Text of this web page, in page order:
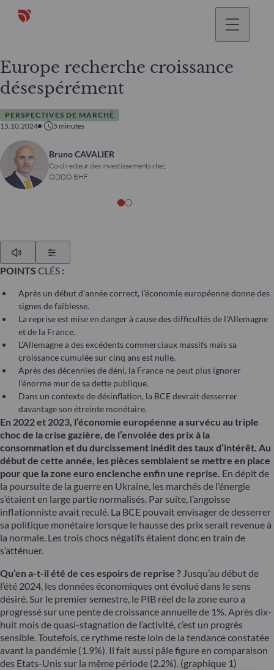
Europe recherche croissance
désespérément
PERSPECTIVES DE MARCHÉ
15.10.2024
5 minutes
Bruno CAVALIER
Co-directeur des investissements chez
ODDO BHF
POINTS CLÉS :
Après un début d’année correct, l’économie européenne donne des
signes de faiblesse.
La reprise est mise en danger à cause des difficultés de l’Allemagne
et de la France.
L’Allemagne a des excédents commerciaux massifs mais sa
croissance cumulée sur cinq ans est nulle.
Après des décennies de déni, la France ne peut plus ignorer
l’énorme mur de sa dette publique.
Dans un contexte de désinflation, la BCE devrait desserrer
davantage son étreinte monétaire.
En 2022 et 2023, l’économie européenne a survécu au triple
choc de la crise gazière, de l’envolée des prix à la
consommation et du durcissement inédit des taux d’intérêt. Au
début de cette année, les pièces semblaient se mettre en place
pour que la zone euro enclenche enfin une reprise. En dépit de
la poursuite de la guerre en Ukraine, les marchés de l’énergie
s’étaient en large partie normalisés. Par suite, l’angoisse
inflationniste avait reculé. La BCE pouvait envisager de desserrer
sa politique monétaire lorsque le hausse des prix serait revenue à
la normale. Les trois chocs négatifs étaient donc en train de
s’atténuer.
Qu’en a-t-il été de ces espoirs de reprise ? Jusqu’au début de
l’été 2024, les données économiques ont évolué dans le sens
désiré. Sur le premier semestre, le PIB réel de la zone euro a
progressé sur une pente de croissance annuelle de 1%. Après dix-
huit mois de quasi-stagnation de l’activité, c’est un progrès
sensible. Toutefois, ce rythme reste loin de la tendance constatée
avant la pandémie (1.9%). Il fait aussi pâle figure en comparaison
des Etats-Unis sur la même période (2.2%). (graphique 1)